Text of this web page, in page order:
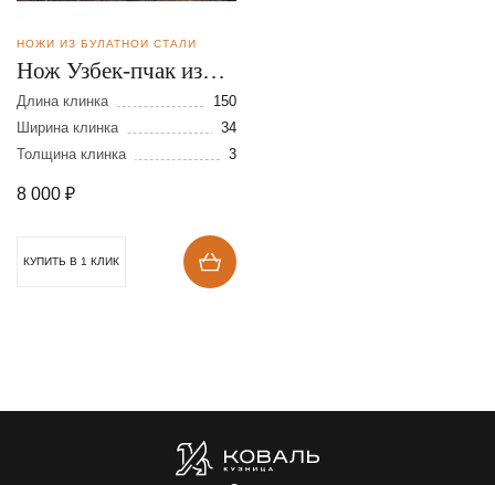
НОЖИ ИЗ БУЛАТНОЙ СТАЛИ
Нож Узбек-пчак из
булатной стали
Длина клинка
150
Ширина клинка
34
Толщина клинка
3
8 000 ₽
КУПИТЬ В 1 КЛИК